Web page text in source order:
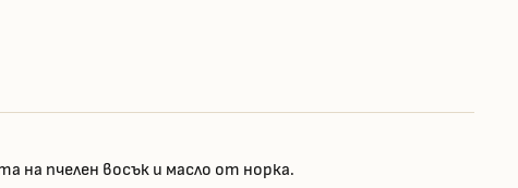
на пчелен восък и масло от норка.